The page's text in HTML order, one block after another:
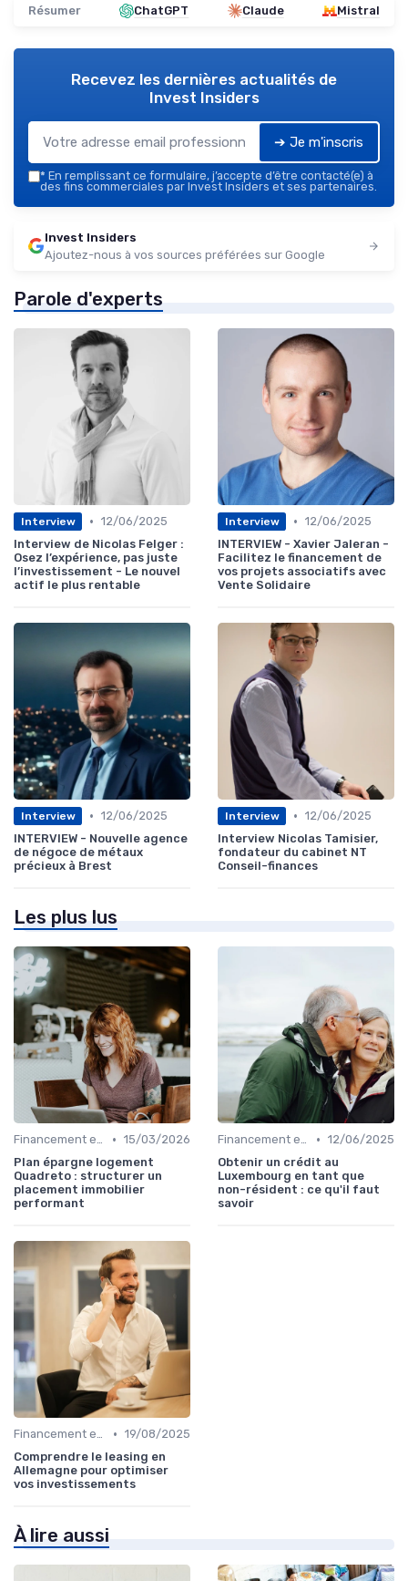
Résumer ChatGPT Claude Mistral
Recevez les dernières actualités de
Invest Insiders
➔ Je m'inscris
* En remplissant ce formulaire, j’accepte d’être contacté(e) à
des fins commerciales par Invest Insiders et ses partenaires.
Invest Insiders
Ajoutez-nous à vos sources préférées sur Google
Parole d'experts
Interview • 12/06/2025
Interview de Nicolas Felger :
Osez l’expérience, pas juste
l’investissement - Le nouvel
actif le plus rentable
Interview • 12/06/2025
INTERVIEW - Xavier Jaleran -
Facilitez le financement de
vos projets associatifs avec
Vente Solidaire
Interview • 12/06/2025
INTERVIEW - Nouvelle agence
de négoce de métaux
précieux à Brest
Interview • 12/06/2025
Interview Nicolas Tamisier,
fondateur du cabinet NT
Conseil-finances
Les plus lus
Financement et Prêts Immobiliers • 15/03/2026
Plan épargne logement
Quadreto : structurer un
placement immobilier
performant
Financement et Prêts Immobiliers • 12/06/2025
Obtenir un crédit au
Luxembourg en tant que
non-résident : ce qu'il faut
savoir
Financement et Prêts Immobiliers • 19/08/2025
Comprendre le leasing en
Allemagne pour optimiser
vos investissements
À lire aussi